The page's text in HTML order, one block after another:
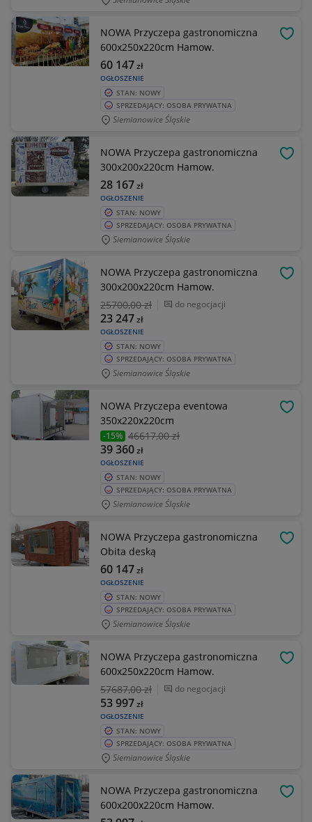
NOWA Przyczepa gastronomiczna
600x250x220cm Hamow.
OGŁOSZENIE
60 147zł
STAN: NOWY
SPRZEDAJĄCY: OSOBA PRYWATNA
Siemianowice Śląskie
NOWA Przyczepa gastronomiczna
300x200x220cm Hamow.
OGŁOSZENIE
28 167zł
STAN: NOWY
SPRZEDAJĄCY: OSOBA PRYWATNA
Siemianowice Śląskie
NOWA Przyczepa gastronomiczna
300x200x220cm Hamow.
25700,00 zł do negocjacji
OGŁOSZENIE
23 247zł
STAN: NOWY
SPRZEDAJĄCY: OSOBA PRYWATNA
Siemianowice Śląskie
NOWA Przyczepa eventowa
350x220x220cm
-15% 46617,00 zł
OGŁOSZENIE
39 360zł
STAN: NOWY
SPRZEDAJĄCY: OSOBA PRYWATNA
Siemianowice Śląskie
NOWA Przyczepa gastronomiczna
Obita deską
OGŁOSZENIE
60 147zł
STAN: NOWY
SPRZEDAJĄCY: OSOBA PRYWATNA
Siemianowice Śląskie
NOWA Przyczepa gastronomiczna
600x250x220cm Hamow.
57687,00 zł do negocjacji
OGŁOSZENIE
53 997zł
STAN: NOWY
SPRZEDAJĄCY: OSOBA PRYWATNA
Siemianowice Śląskie
NOWA Przyczepa gastronomiczna
600x200x220cm Hamow.